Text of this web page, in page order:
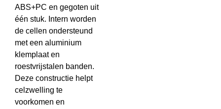
ABS+PC en gegoten uit
één stuk. Intern worden
de cellen ondersteund
met een aluminium
klemplaat en
roestvrijstalen banden.
Deze constructie helpt
celzwelling te
voorkomen en